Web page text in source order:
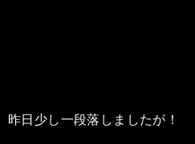
昨日少し一段落しましたが！